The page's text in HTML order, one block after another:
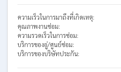
ความเร็วในการมาถึงที่เกิดเหตุ:
คุณภาพงานซ่อม:
ความรวดเร็วในการซ่อม:
บริการของอู่/ศูนย์ซ่อม:
บริการของบริษัทประกัน: